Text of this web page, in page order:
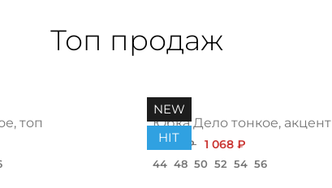
Топ продаж
топ
NEW
HIT
Юбка Дело тонкое, акцент
1 200 ₽ 1 068 ₽
44 48 50 52 54 56